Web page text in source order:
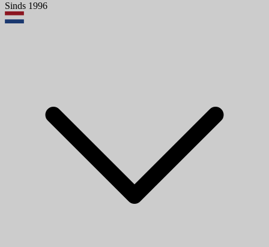
Sinds 1996